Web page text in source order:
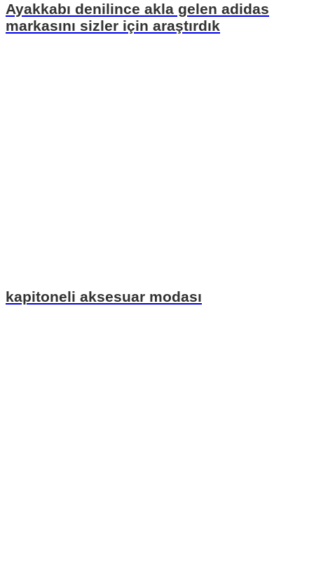
Ayakkabı denilince akla gelen adidas
markasını sizler için araştırdık
kapitoneli aksesuar modası